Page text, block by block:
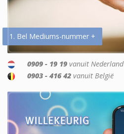
1. Bel Mediums-nummer +
0909 - 19 19 vanuit Nederland
0903 - 416 42 vanuit België